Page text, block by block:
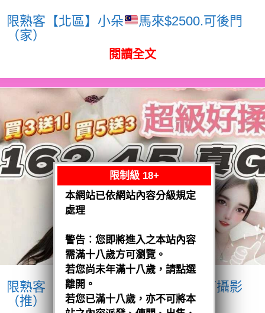
限熟客【北區】小朵
馬來$2500.可後門
（家）
閱讀全文
限熟客【沙鹿】優格
越南$3200.可攝影
（推）
限制級 18+
本網站已依網站內容分級規定
處理
警告︰您即將進入之本站內容
需滿十八歲方可瀏覽。
若您尚未年滿十八歲，請點選
離開。
若您已滿十八歲，亦不可將本